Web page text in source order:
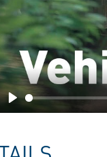
Play